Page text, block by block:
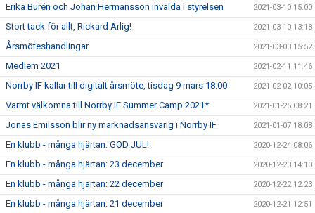
Erika Burén och Johan Hermansson invalda i styrelsen 2021-03-10 15:00
Stort tack för allt, Rickard Ärlig! 2021-03-10 13:18
Årsmöteshandlingar 2021-03-03 15:52
Medlem 2021 2021-02-11 11:46
Norrby IF kallar till digitalt årsmöte, tisdag 9 mars 18:00 2021-02-02 10:05
Varmt välkomna till Norrby IF Summer Camp 2021* 2021-01-25 08:21
Jonas Emilsson blir ny marknadsansvarig i Norrby IF 2021-01-07 18:08
En klubb - många hjärtan: GOD JUL! 2020-12-24 08:06
En klubb - många hjärtan: 23 december 2020-12-23 14:10
En klubb - många hjärtan: 22 december 2020-12-22 12:23
En klubb - många hjärtan: 21 december 2020-12-21 12:51